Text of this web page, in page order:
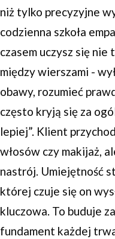
niż tylko precyzyjne
codzienna szkoła
czasem uczysz się nie
między wierszami -
obawy, rozumieć
często kryją się za
lepiej”. Klient
włosów czy makijaż,
nastrój. Umiejętność
której czuje się on
kluczowa. To buduje
fundament każdej